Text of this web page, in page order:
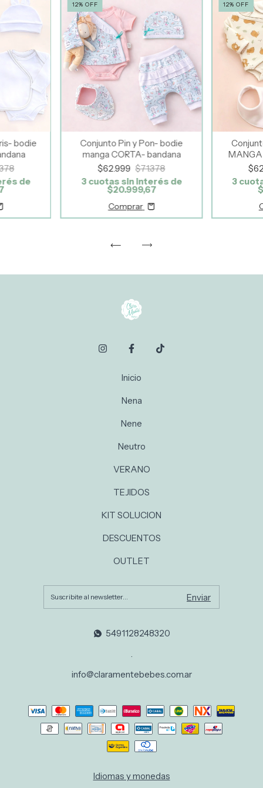
bodie
de
12% OFF
Conjunto Pin y Pon- bodie
manga CORTA- bandana
$62.999 $71.378
3 cuotas sin interés de
$20.999,67
Comprar
12%OFF
3
Inicio
Nena
Nene
Neutro
VERANO
TEJIDOS
KIT SOLUCION
DESCUENTOS
OUTLET
5491128248320
.
info@claramentebebes.com.ar
Idiomas y monedas